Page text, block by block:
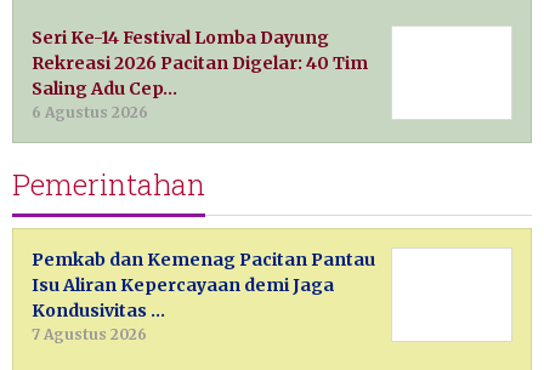
Seri Ke-14 Festival Lomba Dayung
Rekreasi 2026 Pacitan Digelar: 40 Tim
Saling Adu Cep…
6 Agustus 2026
Pemerintahan
Pemkab dan Kemenag Pacitan Pantau
Isu Aliran Kepercayaan demi Jaga
Kondusivitas …
7 Agustus 2026